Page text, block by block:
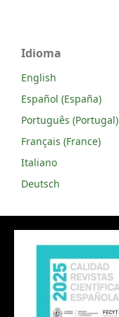
Idioma
English
Español (España)
Português (Portugal)
Français (France)
Italiano
Deutsch